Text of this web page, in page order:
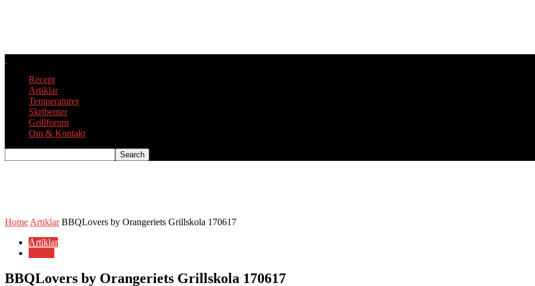
Recept
Artiklar
Temperaturer
Skribenter
Grillforum
Om & Kontakt
Home Artiklar BBQLovers by Orangeriets Grillskola 170617
Artiklar
BBQLovers by Orangeriets Grillskola 170617